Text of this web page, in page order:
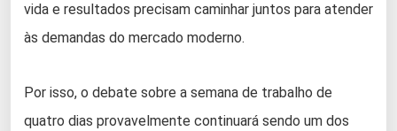
vida e resultados precisam caminhar juntos para atender
às demandas do mercado moderno.
Por isso, o debate sobre a semana de trabalho de
quatro dias provavelmente continuará sendo um dos